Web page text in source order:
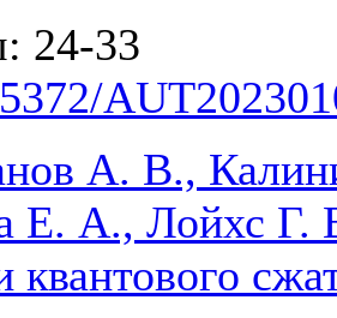
24-33
А. В.,
Е. А., Лойхс Г.
квантового